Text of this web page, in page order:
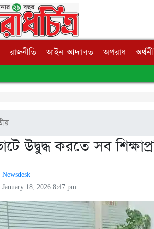
রাজনীতি আইন-আদালত অপরাধ
উদ্বুদ্ধ করতে সব
Newsdesk
January 18, 2026 8:47 pm